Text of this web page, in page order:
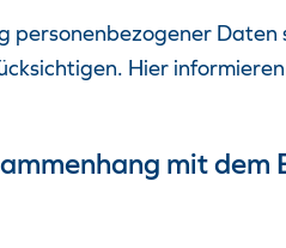
personenbezogener Daten
Hier
mit dem